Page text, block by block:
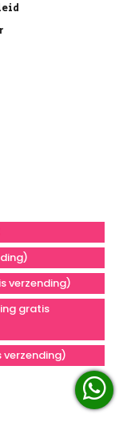
verzending)
gratis